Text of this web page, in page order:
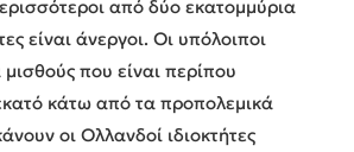
από δύο εκατομμύρια
είναι άνεργοι. Οι υπόλοιποι
μισθούς που είναι περίπου
κάτω από τα προπολεμικά
οι Ολλανδοί ιδιοκτήτες